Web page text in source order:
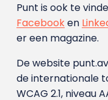
Punt is ook te
Facebooken
er een magazine.
De website
de internationale
WCAG 2.1, niveau